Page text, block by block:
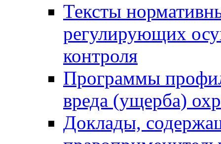
Тексты
регулирующих
контроля
Программы
вреда (ущерба)
Доклады,